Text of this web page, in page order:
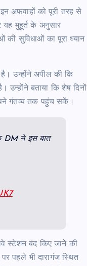
अफवाहों को पूरी तरह से
यह मुहूर्त के अनुसार
की सुविधाओं का पूरा ध्यान
है। उन्होंने अपील की कि
उन्होंने बताया कि शेष दिनों
गंतव्य तक पहुंच सकें।
DM ने इस बात
स्टेशन बंद किए जाने की
पहले भी दारागंज स्थित